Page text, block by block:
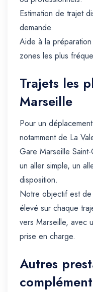
Estimation de trajet
demande.
Aide à la
zones les plus
Trajets les
Marseille
Pour un
notamment de La
Gare Marseille
un aller simple, un
disposition.
Notre objectif est
élevé sur chaque
vers Marseille, avec
prise en charge.
Autres